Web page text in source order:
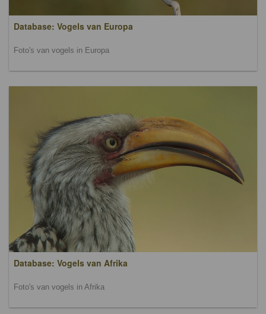
Database: Vogels van Europa
Foto's van vogels in Europa
Database: Vogels van Afrika
Foto's van vogels in Afrika